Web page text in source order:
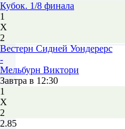
Кубок. 1/8 финала
1
Х
2
Вестерн Сидней Уондерерс
-
Мельбурн Виктори
Завтра в 12:30
1
Х
2
2.85